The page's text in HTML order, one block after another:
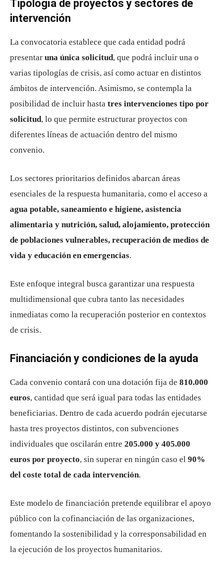
Tipología de proyectos y sectores de
intervención
La convocatoria establece que cada entidad podrá
presentar una única solicitud, que podrá incluir una o
varias tipologías de crisis, así como actuar en distintos
ámbitos de intervención. Asimismo, se contempla la
posibilidad de incluir hasta tres intervenciones tipo por
solicitud, lo que permite estructurar proyectos con
diferentes líneas de actuación dentro del mismo
convenio.
Los sectores prioritarios definidos abarcan áreas
esenciales de la respuesta humanitaria, como el acceso a
agua potable, saneamiento e higiene, asistencia
alimentaria y nutrición, salud, alojamiento, protección
de poblaciones vulnerables, recuperación de medios de
vida y educación en emergencias.
Este enfoque integral busca garantizar una respuesta
multidimensional que cubra tanto las necesidades
inmediatas como la recuperación posterior en contextos
de crisis.
Financiación y condiciones de la ayuda
Cada convenio contará con una dotación fija de 810.000
euros, cantidad que será igual para todas las entidades
beneficiarias. Dentro de cada acuerdo podrán ejecutarse
hasta tres proyectos distintos, con subvenciones
individuales que oscilarán entre 205.000 y 405.000
euros por proyecto, sin superar en ningún caso el 90%
del coste total de cada intervención.
Este modelo de financiación pretende equilibrar el apoyo
público con la cofinanciación de las organizaciones,
fomentando la sostenibilidad y la corresponsabilidad en
la ejecución de los proyectos humanitarios.